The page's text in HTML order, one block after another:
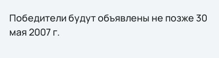
Победители будут объявлены не позже 30
мая 2007 г.